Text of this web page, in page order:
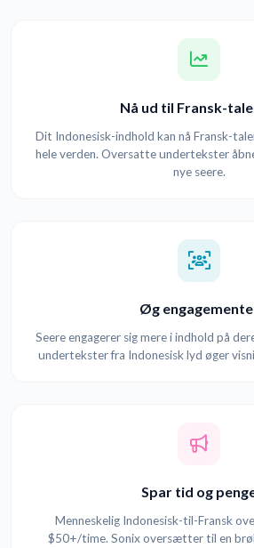
Nå ud til Fransk-
Dit Indonesisk-indhold kan nå Fransk-
hele verden. Oversatte undertekster
nye seere.
Øg
Seere engagerer sig mere i indhold på
undertekster fra Indonesisk lyd øger
Spar tid og
Menneskelig Indonesisk-til-Fransk
$50+/time. Sonix oversætter til en